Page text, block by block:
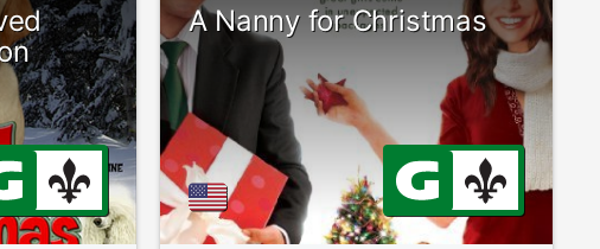
A Nanny for Christmas